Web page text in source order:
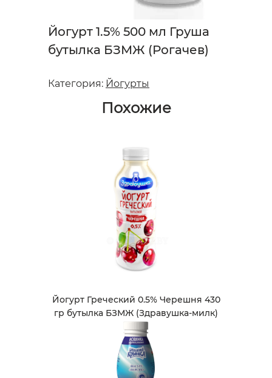
Йогурт 1.5% 500 мл Груша
бутылка БЗМЖ (Рогачев)
Категория: Йогурты
Похожие
Йогурт Греческий 0.5% Черешня 430
гр бутылка БЗМЖ (Здравушка-милк)